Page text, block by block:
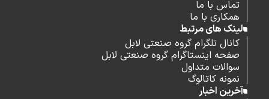
تماس با ما
همکاری با ما
لینک های مرتبط
کانال تلگرام گروه صنعتی لابل
صفحه اینستاگرام گروه صنعتی لابل
سوالات متداول
نمونه کاتالوگ
آخرین اخبار